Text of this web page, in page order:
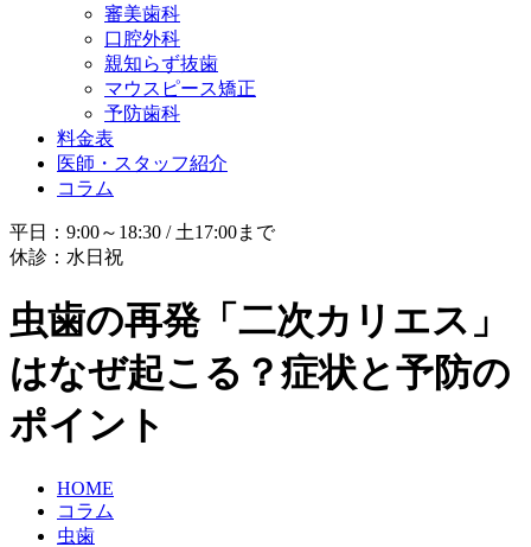
審美歯科
口腔外科
親知らず抜歯
マウスピース矯正
予防歯科
料金表
医師・スタッフ紹介
コラム
平日：9:00～18:30 / 土17:00まで
休診：水日祝
虫歯の再発「二次カリエス」
はなぜ起こる？症状と予防の
ポイント
HOME
コラム
虫歯